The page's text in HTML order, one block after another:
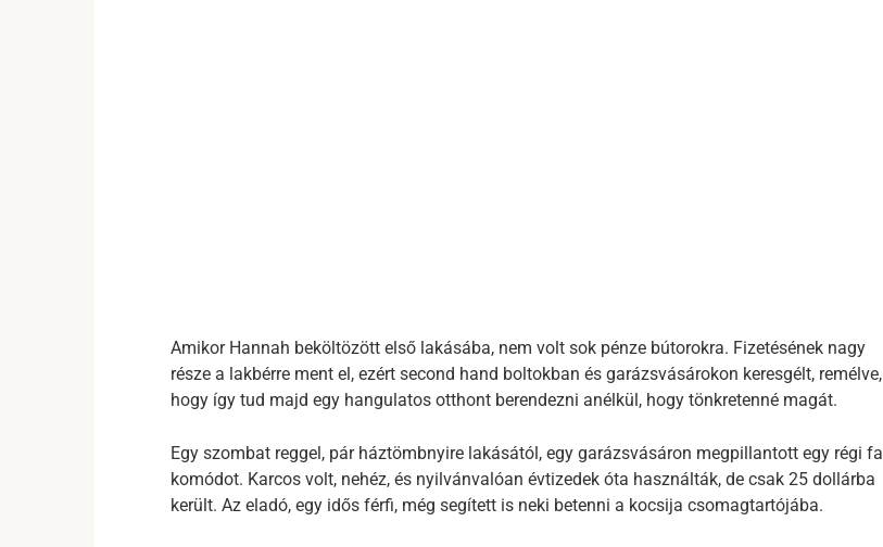
Amikor Hannah beköltözött első lakásába, nem volt sok pénze bútorokra. Fizetésének nagy
része a lakbérre ment el, ezért second hand boltokban és garázsvásárokon keresgélt, remélve,
hogy így tud majd egy hangulatos otthont berendezni anélkül, hogy tönkretenné magát.
Egy szombat reggel, pár háztömbnyire lakásától, egy garázsvásáron megpillantott egy régi fa
komódot. Karcos volt, nehéz, és nyilvánvalóan évtizedek óta használták, de csak 25 dollárba
került. Az eladó, egy idős férfi, még segített is neki betenni a kocsija csomagtartójába.